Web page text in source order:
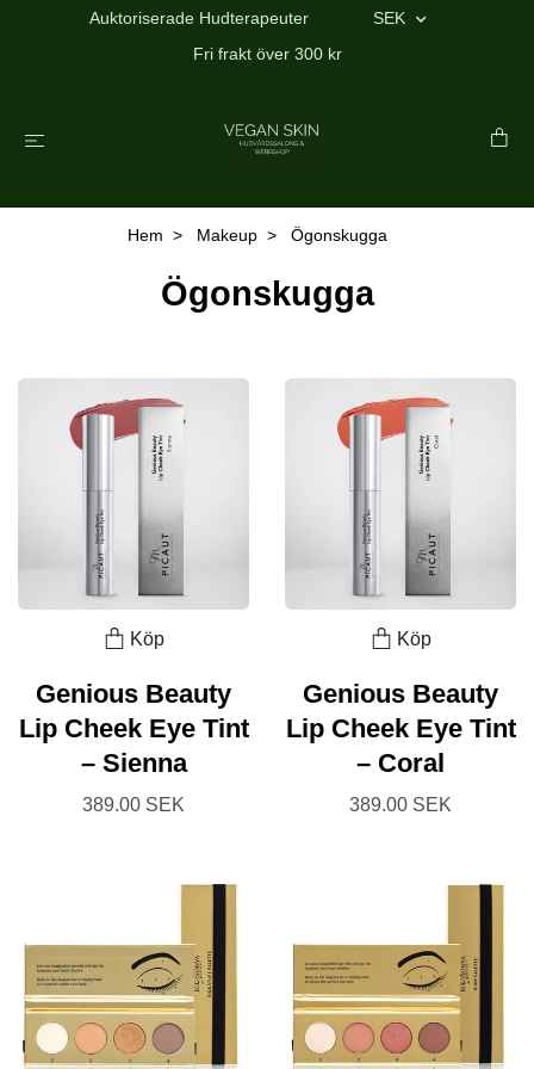
Auktoriserade Hudterapeuter
SEK
Fri frakt över 300 kr
Hem Makeup Ögonskugga
Ögonskugga
Köp
Genious Beauty
Lip Cheek Eye Tint
– Sienna
389.00 SEK
Köp
Genious Beauty
Lip Cheek Eye Tint
– Coral
389.00 SEK